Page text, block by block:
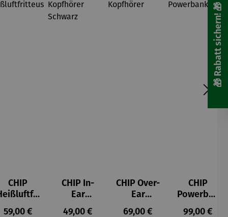
CHIP
tteuse
Regulärer Preis:
59,00 €
CHIP In-
Ear
Kopfhörer
Regulärer Preis:
49,00 €
CHIP Over-
Ear
Kopfhörer
Regulärer Preis:
69,00 €
CHIP
Powerban
k
Regulärer
99,00 €
🎁 Rabatt sichern! 🎁